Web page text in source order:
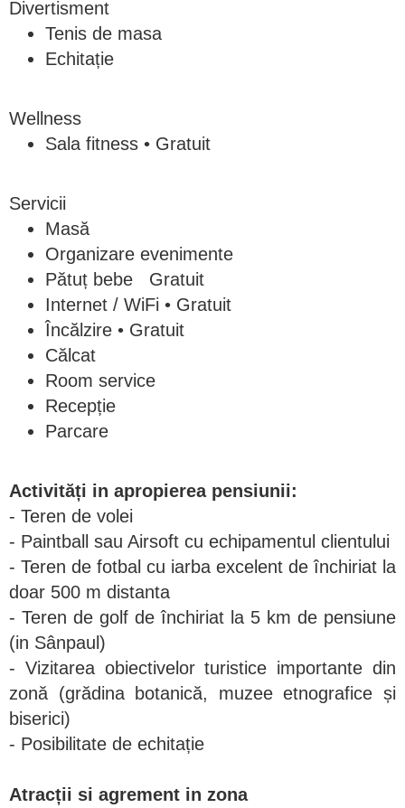
Divertisment
Tenis de masa
Echitație
Wellness
Sala fitness • Gratuit
Servicii
Masă
Organizare evenimente
Pătuț bebe Gratuit
Internet / WiFi • Gratuit
Încălzire • Gratuit
Călcat
Room service
Recepție
Parcare
Activități in apropierea pensiunii:
- Teren de volei
- Paintball sau Airsoft cu echipamentul clientului
- Teren de fotbal cu iarba excelent de închiriat la
doar 500 m distanta
- Teren de golf de închiriat la 5 km de pensiune
(in Sânpaul)
- Vizitarea obiectivelor turistice importante din
zonă (grădina botanică, muzee etnografice și
biserici)
- Posibilitate de echitație
Atracții si agrement in zona